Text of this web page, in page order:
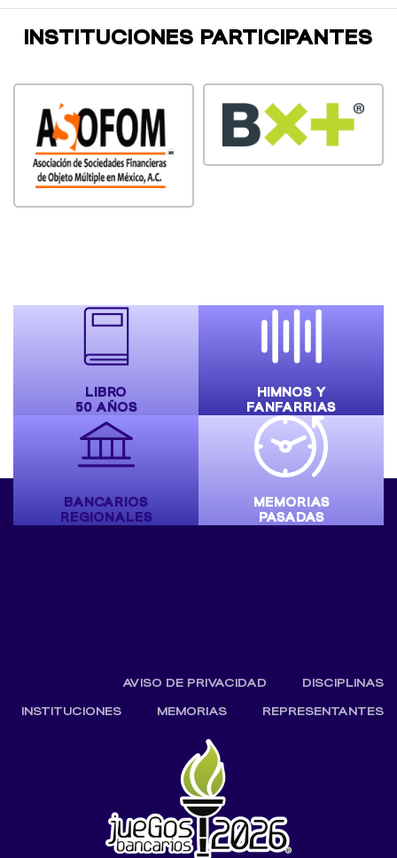
INSTITUCIONES PARTICIPANTES
LIBRO
50 AÑOS
HIMNOS Y
FANFARRIAS
BANCARIOS
REGIONALES
MEMORIAS
PASADAS
AVISO DE PRIVACIDAD
DISCIPLINAS
INSTITUCIONES
MEMORIAS REPRESENTANTES